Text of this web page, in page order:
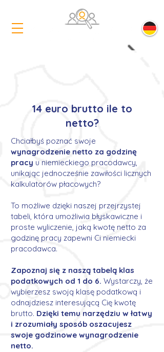
14 euro brutto ile to
netto?
Chciałbyś poznać swoje
wynagrodzenie netto za godzinę
pracy u niemieckiego pracodawcy,
unikając jednocześnie zawiłości licznych
kalkulatorów płacowych?
To możliwe dzięki naszej przejrzystej
tabeli, która umożliwia błyskawiczne i
proste wyliczenie, jaką kwotę netto za
godzinę pracy zapewni Ci niemiecki
pracodawca.
Zapoznaj się z naszą tabelą klas
podatkowych od 1 do 6. Wystarczy, że
wybierzesz swoją klasę podatkową i
odnajdziesz interesującą Cię kwotę
brutto. Dzięki temu narzędziu w łatwy
i zrozumiały sposób oszacujesz
swoje godzinowe wynagrodzenie
netto.